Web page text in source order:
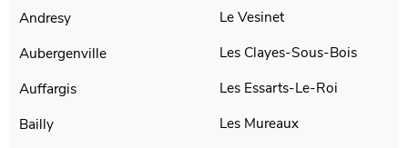
Andresy
Aubergenville
Auffargis
Bailly
Le Vesinet
Les Clayes-Sous-Bois
Les Essarts-Le-Roi
Les Mureaux